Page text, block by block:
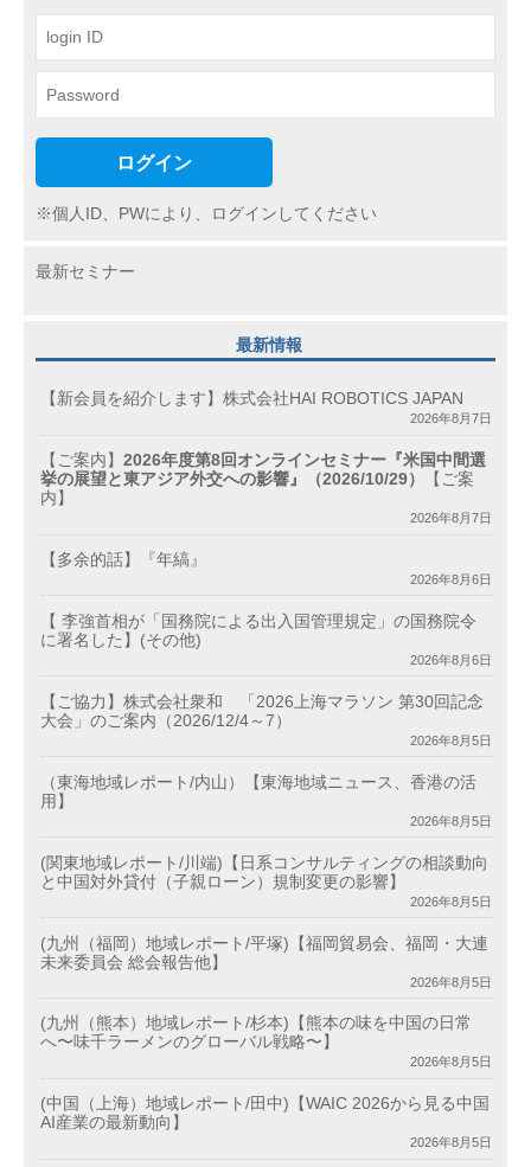
c
p
o
ログイン
※個人ID、PWにより、ログインしてください
最新セミナー
最新情報
【新会員を紹介します】株式会社HAI ROBOTICS JAPAN
2026年8月7日
【ご案内】 2026年度第8回オンラインセミナー『米国中間選
挙の展望と東アジア外交への影響』（2026/10/29）
【ご案
内】
2026年8月7日
【多余的話】『年縞』
2026年8月6日
【 李強首相が「国務院による出入国管理規定」の国務院令
に署名した】(その他)
2026年8月6日
【ご協力】株式会社衆和 「2026上海マラソン 第30回記念
大会」のご案内（2026/12/4～7）
2026年8月5日
（東海地域レポート/内山）【東海地域ニュース、香港の活
用】
2026年8月5日
(関東地域レポート/川端)【日系コンサルティングの相談動向
と中国対外貸付（子親ローン）規制変更の影響】
2026年8月5日
(九州（福岡）地域レポート/平塚)【福岡貿易会、福岡・大連
未来委員会 総会報告他】
2026年8月5日
(九州（熊本）地域レポート/杉本)【熊本の味を中国の日常
へ〜味千ラーメンのグローバル戦略〜】
2026年8月5日
(中国（上海）地域レポート/田中)【WAIC 2026から見る中国
AI産業の最新動向】
2026年8月5日